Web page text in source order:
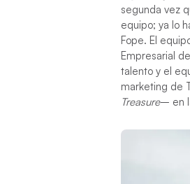
segunda vez
equipo; ya lo
Fope. El
Empresarial
talento y el
marketing de
Treasure– en